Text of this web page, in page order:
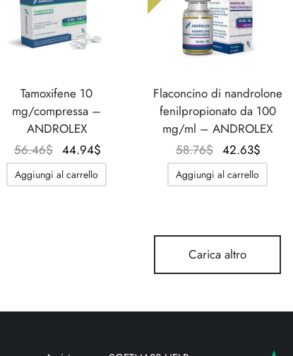
Tamoxifene 10
mg/compressa –
ANDROLEX
56.46$
Il
prezzo
originale
44.94$
prezzo
Aggiungi al carrello
Flaconcino di nandrolone
fenilpropionato da 100
mg/ml – ANDROLEX
58.76$
Il
prezzo
originale
42.63$
prezzo
attuale
Aggiungi al carrello
Carica altro